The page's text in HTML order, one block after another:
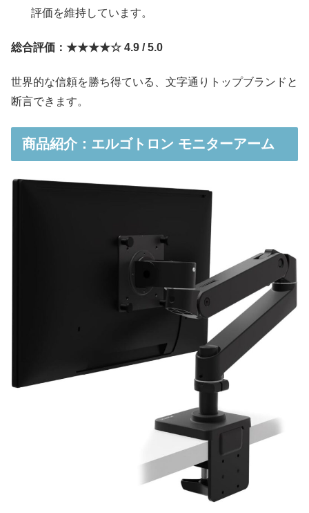
評価を維持しています。
総合評価：★★★★☆ 4.9 / 5.0
世界的な信頼を勝ち得ている、文字通りトップブランドと
断言できます。
商品紹介：エルゴトロン モニターアーム